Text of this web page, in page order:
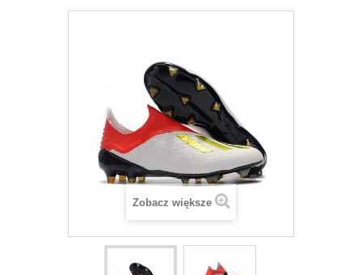
Zobacz większe